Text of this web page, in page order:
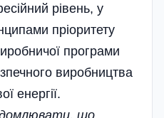
рівень, у
пріоритету
програми
виробництва
енергії.
що